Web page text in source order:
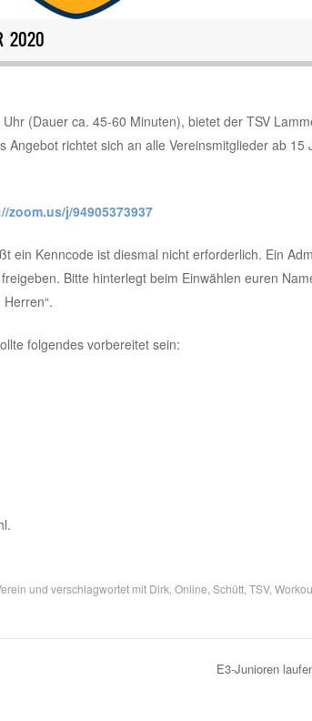
2020
(Dauer ca. 45-60 Minuten), bietet der TSV
richtet sich an alle Vereinsmitglieder ab 15
zoom.us/j/94905373937
ein Kenncode ist diesmal nicht erforderlich. Ein
Bitte hinterlegt beim Einwählen euren
folgendes vorbereitet sein:
und verschlagwortet mit Dirk Online Schütt, TSV,
E3-Junioren